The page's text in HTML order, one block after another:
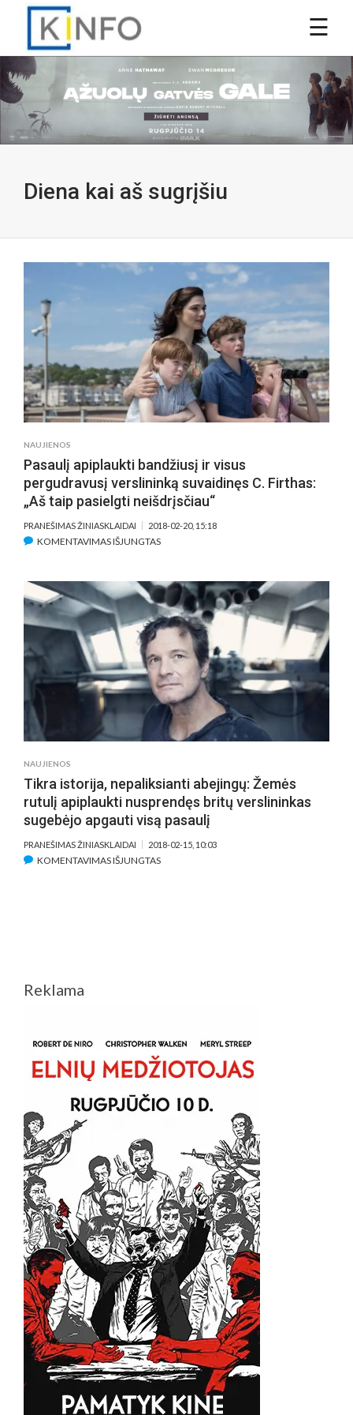
Diena kai aš sugrįšiu
NAUJIENOS
Pasaulį apiplaukti bandžiusį ir visus
pergudravusį verslininką suvaidinęs C. Firthas:
„Aš taip pasielgti neišdrįsčiau“
PRANEŠIMAS ŽINIASKLAIDAI 2018-02-20, 15:18
KOMENTAVIMAS IŠJUNGTASĮRAŠE
BANDŽIUSĮ
IR
VISUS
PERGUDRAVUSĮ
VERSLININKĄ
SUVAIDINĘS
C.
FIRTHAS:
„AŠ
TAIP
NAUJIENOS
Tikra istorija, nepaliksianti abejingų: Žemės
rutulį apiplaukti nusprendęs britų verslininkas
sugebėjo apgauti visą pasaulį
PRANEŠIMAS ŽINIASKLAIDAI 2018-02-15, 10:03
KOMENTAVIMAS IŠJUNGTASĮRAŠE
SUGEBĖJO
APGAUTI
VISĄ
Reklama